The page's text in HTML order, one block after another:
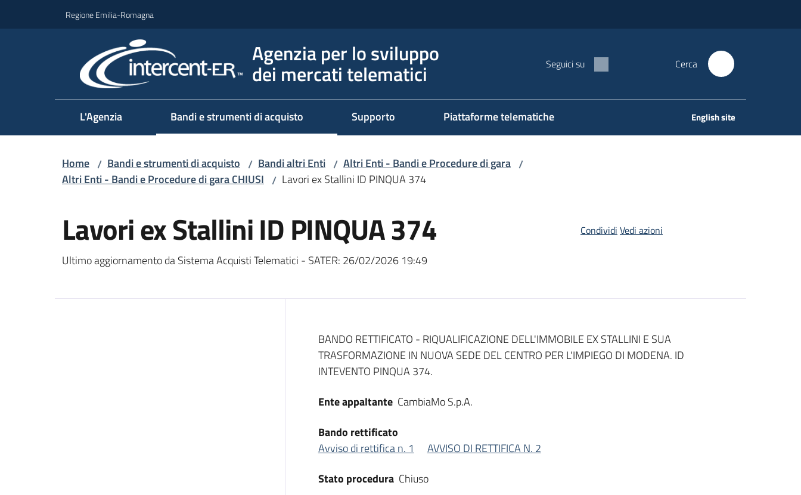
Regione Emilia-Romagna
Agenzia per lo sviluppo
dei mercati telematici Seguici su Cerca
L'Agenzia Bandi e strumenti di acquisto Supporto Piattaforme telematiche English site
Home / Bandi e strumenti di acquisto / Bandi altri Enti / Altri Enti - Bandi e Procedure di gara /
Altri Enti - Bandi e Procedure di gara CHIUSI / Lavori ex Stallini ID PINQUA 374
Lavori ex Stallini ID PINQUA 374
Ultimo aggiornamento da Sistema Acquisti Telematici - SATER: 26/02/2026 19:49
Condividi Vedi azioni
Dati del bando
BANDO RETTIFICATO - RIQUALIFICAZIONE DELL'IMMOBILE EX STALLINI E SUA
TRASFORMAZIONE IN NUOVA SEDE DEL CENTRO PER L'IMPIEGO DI MODENA. ID
INTEVENTO PINQUA 374.
Ente appaltante CambiaMo S.p.A.
Bando rettificato
Avviso di rettifica n. 1
AVVISO DI RETTIFICA N. 2
Stato procedura Chiuso